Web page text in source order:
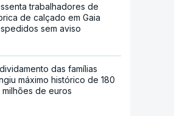
trabalhadores de
de calçado em Gaia
sem aviso
das famílias
máximo histórico de 180
milhões de euros